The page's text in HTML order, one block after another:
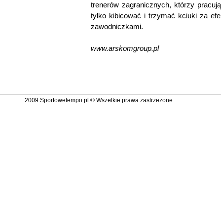
trenerów zagranicznych, którzy
tylko kibicować i trzymać kciuki za
zawodniczkami.
www.arskomgroup.pl
2009 Sportowetempo.pl © Wszelkie prawa zastrzeżone